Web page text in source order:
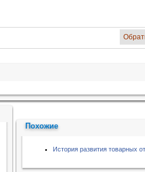
Похожие
История развития товарных